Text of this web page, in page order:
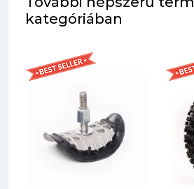
kategóriában